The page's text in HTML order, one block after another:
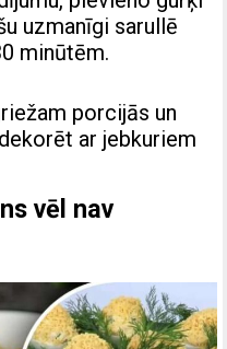
uzmanīgi sarullē
minūtēm.
porcijās un
ar jebkuriem
vēl nav